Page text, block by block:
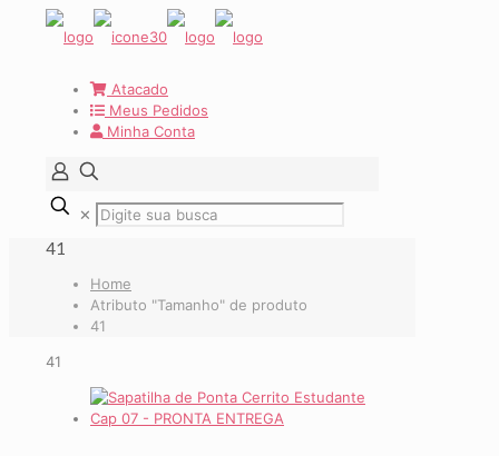
Atacado
Meus Pedidos
Minha Conta
✕
41
Home
Atributo "Tamanho" de produto
41
41